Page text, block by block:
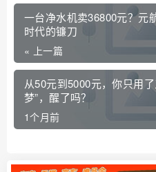
一台净水机卖36800元？元
时代的镰刀
« 上一篇
从50元到5000元，你只用
梦”，醒了吗？
1个月前